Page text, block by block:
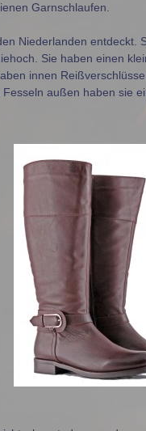
Garnschlaufen.
Niederlanden entdeckt.
Sie haben einen
innen
außen haben sie